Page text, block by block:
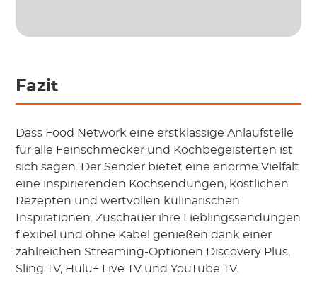
Fazit
Dass Food Network eine erstklassige Anlaufstelle
für alle Feinschmecker und Kochbegeisterten ist
sich sagen. Der Sender bietet eine enorme Vielfalt
eine inspirierenden Kochsendungen, köstlichen
Rezepten und wertvollen kulinarischen
Inspirationen. Zuschauer ihre Lieblingssendungen
flexibel und ohne Kabel genießen dank einer
zahlreichen Streaming-Optionen Discovery Plus,
Sling TV, Hulu+ Live TV und YouTube TV.